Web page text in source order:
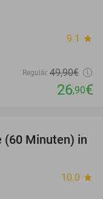
9.1 star
Regulär 49,90€
26,90€
36%
(60 Minuten) in
10.0 star